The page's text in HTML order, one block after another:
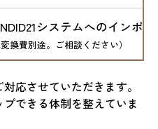
システムへのインポ
変換費別途。ご相談ください）
応させていただきます。
できる体制を整えていま